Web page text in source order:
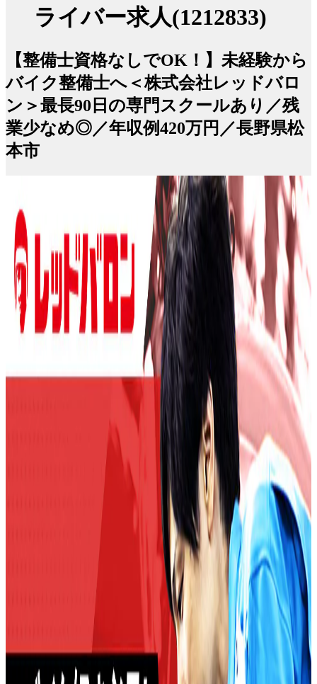
ライバー求人(1212833)
【整備士資格なしでOK！】未経験から
バイク整備士へ＜株式会社レッドバロ
ン＞最長90日の専門スクールあり／残
業少なめ◎／年収例420万円／長野県松
本市